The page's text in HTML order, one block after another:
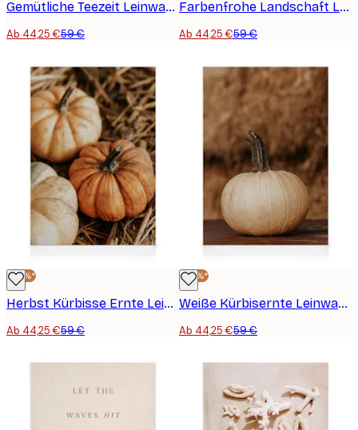
Gemütliche Teezeit Leinwandbild
Ab 44,25 €59 €
Farbenfrohe Landschaft Leinwandbild
Ab 44,25 €59 €
-25%*
Herbst Kürbisse Ernte Leinwandbild
Ab 44,25 €59 €
-25%*
Weiße Kürbisernte Leinwandbild
Ab 44,25 €59 €